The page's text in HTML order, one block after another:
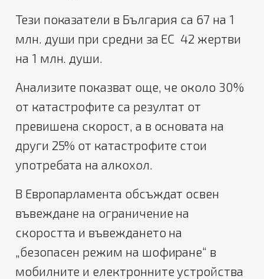
Тези показатели в България са 67 на 1
млн. души при средни за ЕС 42 жертви
на 1 млн. души.
Анализите показват още, че около 30%
от катастрофите са резултат от
превишена скорост, а в основата на
други 25% от катастрофите стои
употребата на алкохол.
В Европарламента обсъждат освен
въвеждане на ограничение на
скоростта и въвеждането на
„безопасен режим на шофиране“ в
мобилните и електронните устройства